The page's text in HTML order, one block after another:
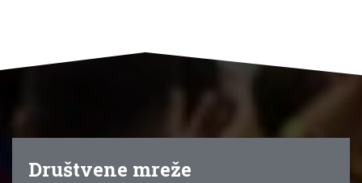
Društvene mreže